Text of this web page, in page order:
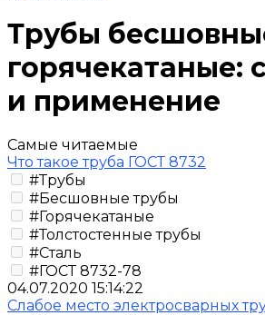
Трубы
горячекатаные:
и применение
Самые читаемые
Что такое труба ГОСТ 8732
#Трубы
#Бесшовные трубы
#Горячекатаные
#Толстостенные трубы
#Сталь
#ГОСТ 8732-78
04.07.2020 15:14:22
Слабое место электросварных